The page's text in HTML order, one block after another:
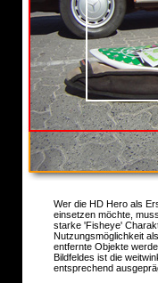
Wer die HD Hero als
einsetzen möchte,
starke 'Fisheye'
Nutzungsmöglichkeit
entfernte Objekte
Bildfeldes ist die
entsprechend